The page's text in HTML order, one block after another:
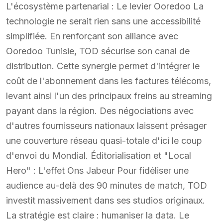
L'écosystème partenarial : Le levier Ooredoo La
technologie ne serait rien sans une accessibilité
simplifiée. En renforçant son alliance avec
Ooredoo Tunisie, TOD sécurise son canal de
distribution. Cette synergie permet d'intégrer le
coût de l'abonnement dans les factures télécoms,
levant ainsi l'un des principaux freins au streaming
payant dans la région. Des négociations avec
d'autres fournisseurs nationaux laissent présager
une couverture réseau quasi-totale d'ici le coup
d'envoi du Mondial. Éditorialisation et "Local
Hero" : L'effet Ons Jabeur Pour fidéliser une
audience au-delà des 90 minutes de match, TOD
investit massivement dans ses studios originaux.
La stratégie est claire : humaniser la data. Le